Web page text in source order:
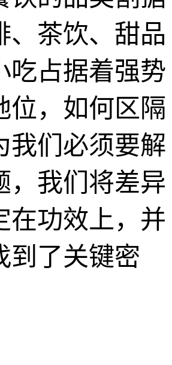
、茶饮、甜品
吃占据着强势
位，如何区隔
我们必须要解
，我们将差异
在功效上，并
到了关键密